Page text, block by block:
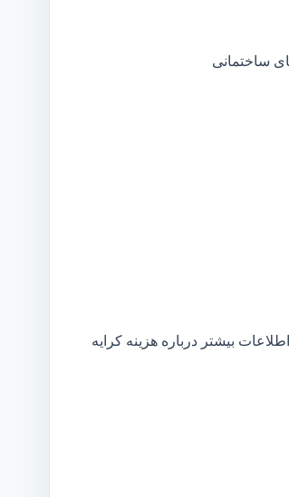
ساختمانی
بیشتر درباره هزینه کرایه